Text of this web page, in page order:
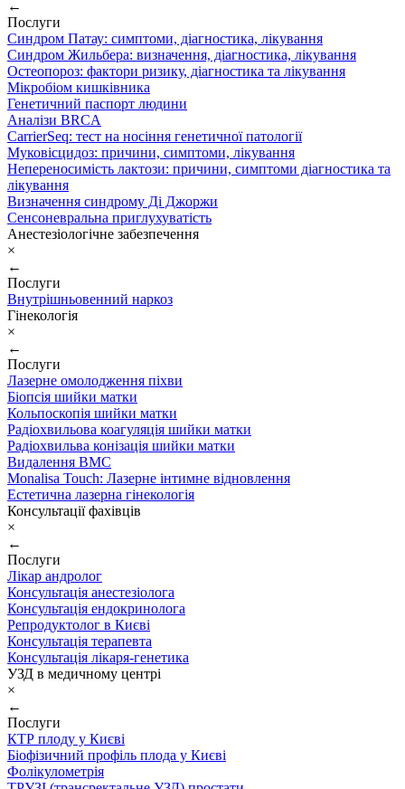
←
Послуги
Синдром Патау: симптоми, дiагностика, лiкування
Синдром Жильбера: визначення, діагностика, лікування
Остеопороз: фактори ризику, діагностика та лікування
Мікробіом кишківника
Генетичний паспорт людини
Аналізи BRCA
CarrierSeq: тест на носіння генетичної патології
Муковісцидоз: причини, симптоми, лікування
Непереносимість лактози: причини, симптоми діагностика та
лікування
Визначення синдрому Ді Джоржи
Сенсоневральна приглухуватість
Анестезіологічне забезпечення
×
←
Послуги
Внутрішньовенний наркоз
Гінекологія
×
←
Послуги
Лазерне омолодження піхви
Біопсія шийки матки
Кольпоскопія шийки матки
Радіохвильова коагуляція шийки матки
Радіохвильва конізація шийки матки
Видалення ВМС
Monalisa Touch: Лазерне інтимне відновлення
Естетична лазерна гінекологія
Консультації фахівців
×
←
Послуги
Лікар андролог
Консультація анестезіолога
Консультація ендокринолога
Репродуктолог в Києві
Консультація терапевта
Консультація лікаря-генетика
УЗД в медичному центрі
×
←
Послуги
КТР плоду у Києві
Біофізичний профіль плода у Києві
Фолікулометрія